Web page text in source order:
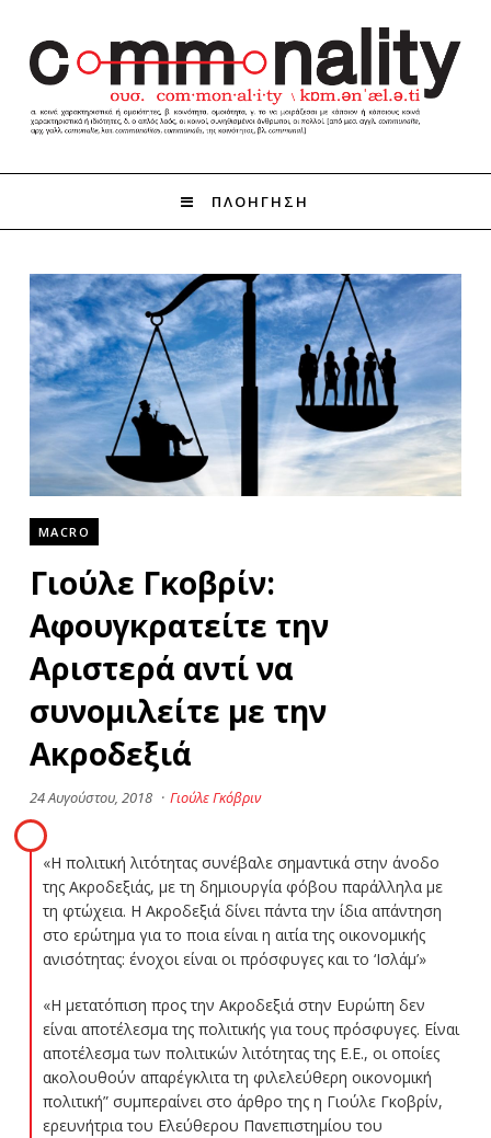
ΠΛΟΗΓΗΣΗ
MACRO
Γιούλε Γκοβρίν:
Αφουγκρατείτε την
Αριστερά αντί να
συνομιλείτε με την
Ακροδεξιά
24 Αυγούστου, 2018 · Γιούλε Γκόβριν
«Η πολιτική λιτότητας συνέβαλε σημαντικά στην άνοδο
της Ακροδεξιάς, με τη δημιουργία φόβου παράλληλα με
τη φτώχεια. Η Ακροδεξιά δίνει πάντα την ίδια απάντηση
στο ερώτημα για το ποια είναι η αιτία της οικονομικής
ανισότητας: ένοχοι είναι οι πρόσφυγες και το ‘Ισλάμ’»
«Η μετατόπιση προς την Ακροδεξιά στην Ευρώπη δεν
είναι αποτέλεσμα της πολιτικής για τους πρόσφυγες. Είναι
αποτέλεσμα των πολιτικών λιτότητας της Ε.Ε., οι οποίες
ακολουθούν απαρέγκλιτα τη φιλελεύθερη οικονομική
πολιτική” συμπεραίνει στο άρθρο της η Γιούλε Γκοβρίν,
ερευνήτρια του Ελεύθερου Πανεπιστημίου του